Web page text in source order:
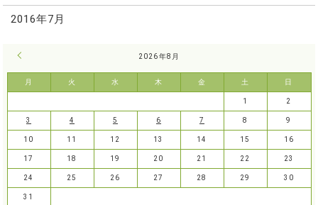
2016年7月
2026年8月
月 火 水 木 金 土 日
1 2
3 4 5 6 7 8 9
10 11 12 13 14 15 16
17 18 19 20 21 22 23
24 25 26 27 28 29 30
31